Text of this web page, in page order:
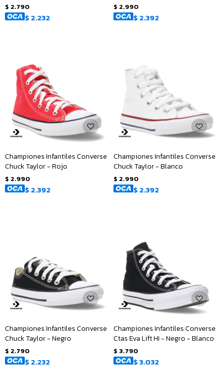
$ 2.790
$2.232
$ 2.990
$2.392
Championes Infantiles Converse
Chuck Taylor - Rojo
$ 2.990
$2.392
Championes Infantiles Converse
Chuck Taylor - Blanco
$ 2.990
$2.392
Championes Infantiles Converse
Chuck Taylor - Negro
$ 2.790
$2.232
Championes Infantiles Converse
Ctas Eva Lift HI - Negro - Blanco
$ 3.790
$3.032